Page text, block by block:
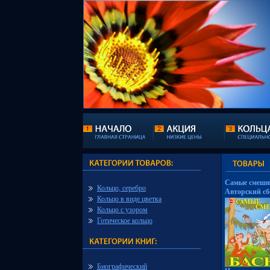
Кольцо, серебро
Кольцо в виде цветка
Кольцо с узором
Готическое кольцо
Биографический
Самые
Авторский
Союз, 2006 г